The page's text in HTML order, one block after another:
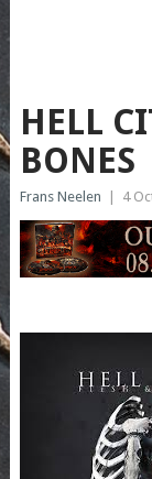
HELL
BONES
Frans Neelen 4